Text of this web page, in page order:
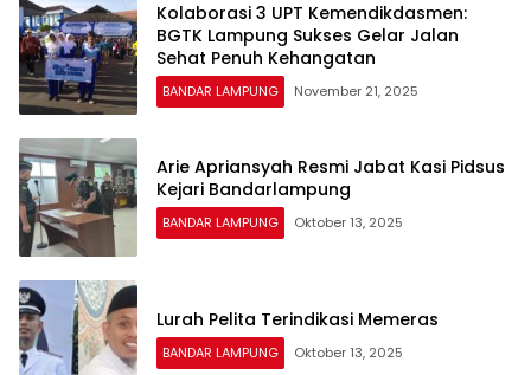
Kolaborasi 3 UPT Kemendikdasmen:
BGTK Lampung Sukses Gelar Jalan
Sehat Penuh Kehangatan
BANDAR LAMPUNG November 21, 2025
Arie Apriansyah Resmi Jabat Kasi Pidsus
Kejari Bandarlampung
BANDAR LAMPUNG Oktober 13, 2025
Lurah Pelita Terindikasi Memeras
BANDAR LAMPUNG Oktober 13, 2025